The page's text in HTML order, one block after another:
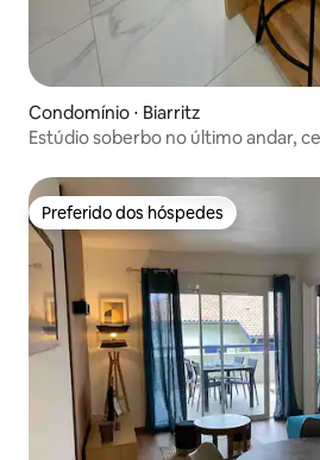
Condomínio ⋅ Biarritz
Estúdio soberbo no último andar,
Preferido dos hóspedes
Preferido dos hóspedes